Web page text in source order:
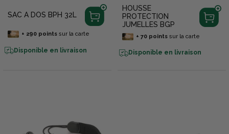
SAC A DOS BPH 32L
+ 290pointssur la carte
Disponible en livraison
HOUSSE
PROTECTION
JUMELLES BGP
+ 70pointssur la carte
Disponible en livraison